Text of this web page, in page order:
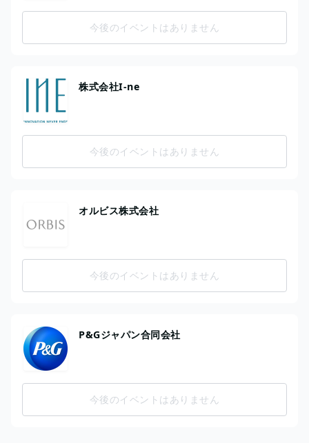
今後のイベントはありません
株式会社I-ne
今後のイベントはありません
オルビス株式会社
今後のイベントはありません
P&Gジャパン合同会社
今後のイベントはありません